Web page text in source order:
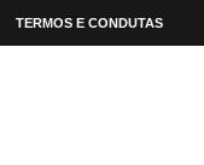
TERMOS E CONDUTAS